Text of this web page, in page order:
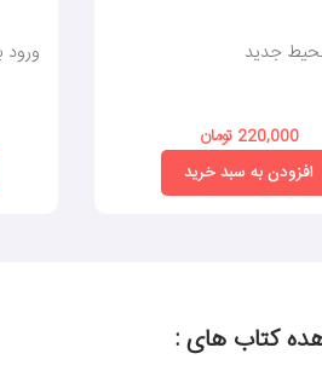
جدید
220,000 تومان
افزودن به سبد خرید
کتاب های :